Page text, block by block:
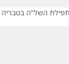
השל"ה בטבריה